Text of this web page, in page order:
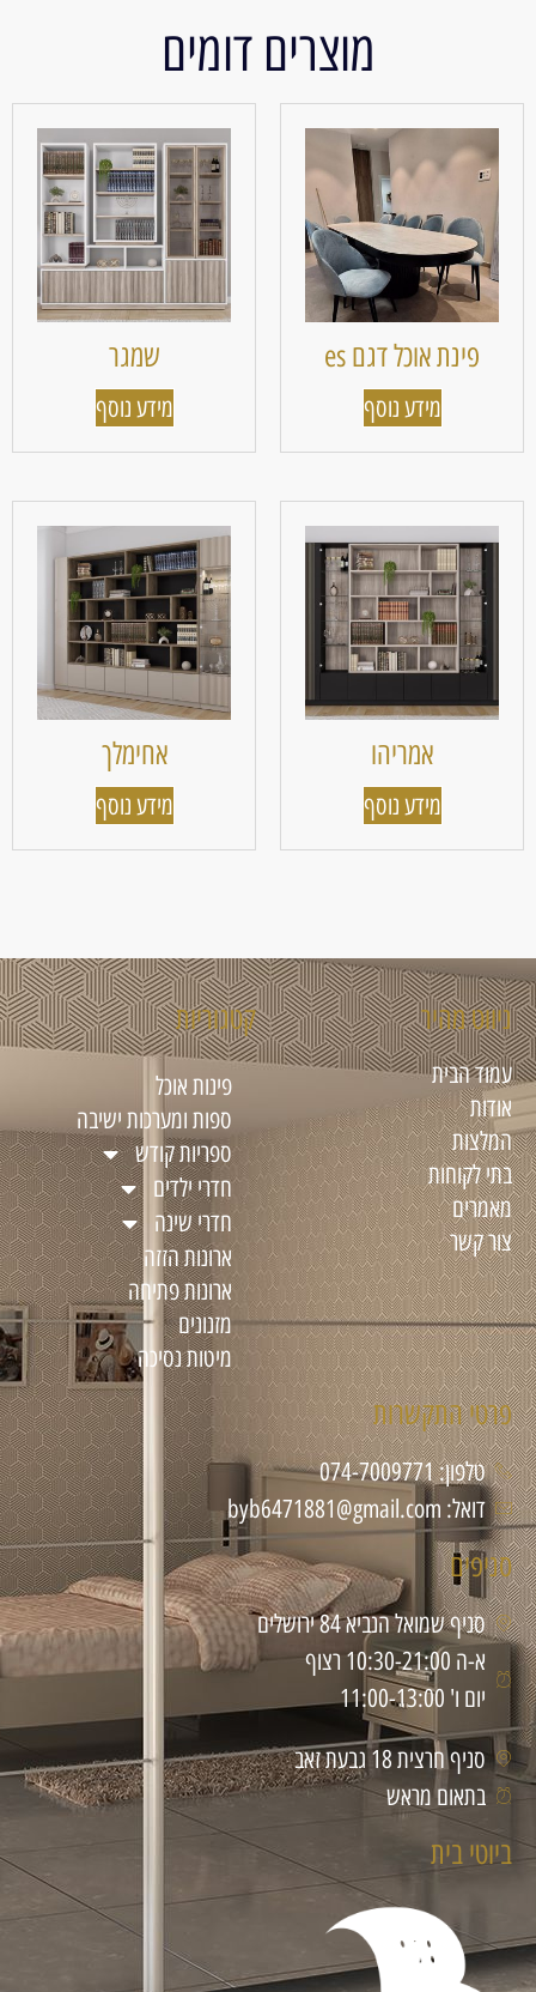
מוצרים דומים
פינת אוכל דגם es
מידע נוסף
שמגר
מידע נוסף
אמריהו
מידע נוסף
אחימלך
מידע נוסף
ניווט מהיר
עמוד הבית
אודות
המלצות
בתי לקוחות
מאמרים
צור קשר
קטגוריות
פינות אוכל
ספות ומערכות ישיבה
ספריות קודש
חדרי ילדים
חדרי שינה
ארונות הזזה
ארונות פתיחה
מזנונים
מיטות נסיכה
פרטי התקשרות
טלפון: 074-7009771
דואל: byb6471881@gmail.com
סניפים
סניף שמואל הנביא 84 ירושלים
א-ה 10:30-21:00 רצוף
יום ו' 11:00-13:00
סניף חרצית 18 גבעת זאב
בתאום מראש
ביוטי בית